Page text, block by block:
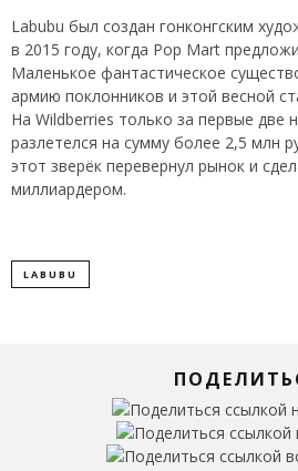
Labubu был создан гонконгским
в 2015 году, когда Pop Mart
Маленькое фантастическое
армию поклонников и этой весной
На Wildberries только за первые две
разлетелся на сумму более 2,5 млн
этот зверёк перевернул рынок и
миллиардером.
LABUBU